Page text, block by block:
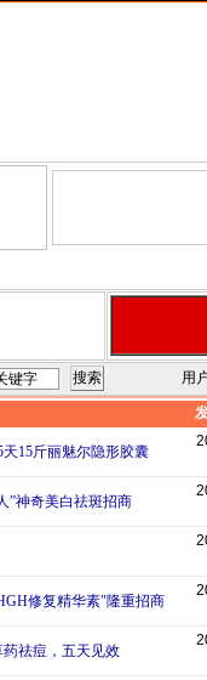
用
天15斤丽魅尔隐形胶囊
”神奇美白祛斑招商
修复精华素"隆重招商
药祛痘，五天见效